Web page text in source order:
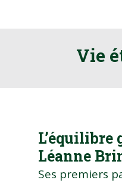
Vie
L’équilibre
Léanne
Ses premiers